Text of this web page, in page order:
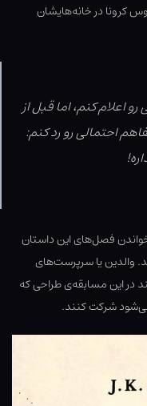
کرونا در خانه‌هایشان
اعلام کنم، اما قبل از
احتمالی رو رد کنم:
خواندن فصل‌های این داستان
والدین یا سرپرست‌های
در این مسابقه‌ی طراحی که
شرکت کنند.